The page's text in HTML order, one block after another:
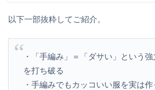
以下一部抜粋してご紹介。
・「手編み」＝「ダサい」という
を打ち破る
・手編みでもカッコいい服を実は